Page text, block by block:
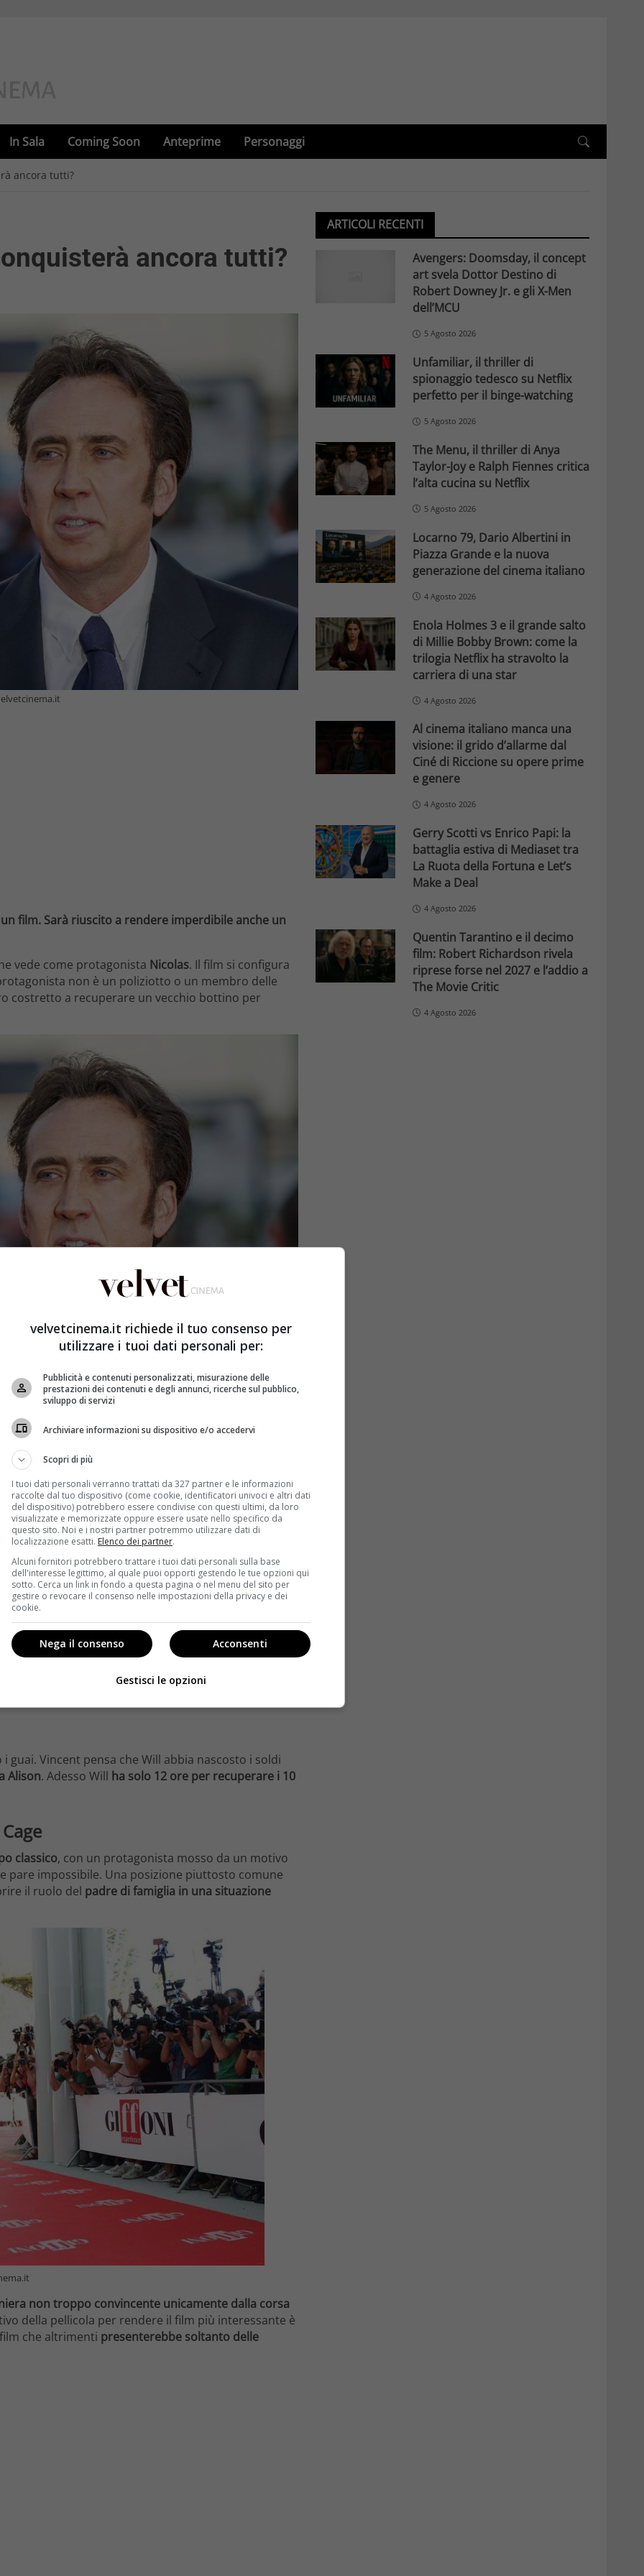
In Sala Coming Soon Anteprime Personaggi
ancora tutti?
ancora tutti?
film. Sarà riuscito a rendere imperdibile anche un
vede come protagonista Nicolas. Il film si configura
non è un poliziotto o un membro delle
costretto a recuperare un vecchio bottino per
(
un bottino di 10 milioni di dollari, ma durante la
Vincent si spara per errore a una gamba e per
indietro Will. Braccato dalla polizia, il ladro
ma viene bloccato e messo in prigione.
guai. Vincent pensa che Will abbia nascosto i soldi
Alison. Adesso Will ha solo 12 ore per recuperare i 10
classico, con un protagonista mosso da un motivo
pare impossibile. Una posizione piuttosto comune
il ruolo del padre di famiglia in una situazione
non troppo convincente unicamente dalla corsa
della pellicola per rendere il film più interessante è
che altrimenti presenterebbe soltanto delle
ARTICOLI RECENTI
Avengers: Doomsday, il concept
art svela Dottor Destino di
Robert Downey Jr. e gli X-Men
dell’MCU
5 Agosto 2026
Unfamiliar, il thriller di
spionaggio tedesco su Netflix
perfetto per il binge-watching
5 Agosto 2026
The Menu, il thriller di Anya
Taylor-Joy e Ralph Fiennes critica
l’alta cucina su Netflix
5 Agosto 2026
Locarno 79, Dario Albertini in
Piazza Grande e la nuova
generazione del cinema italiano
4 Agosto 2026
Enola Holmes 3 e il grande salto
di Millie Bobby Brown: come la
trilogia Netflix ha stravolto la
carriera di una star
4 Agosto 2026
Al cinema italiano manca una
visione: il grido d’allarme dal
Ciné di Riccione su opere prime
e genere
4 Agosto 2026
Gerry Scotti vs Enrico Papi: la
battaglia estiva di Mediaset tra
La Ruota della Fortuna e Let’s
Make a Deal
4 Agosto 2026
Quentin Tarantino e il decimo
film: Robert Richardson rivela
riprese forse nel 2027 e l’addio a
The Movie Critic
4 Agosto 2026
velvetcinema.it richiede il tuo consenso per
utilizzare i tuoi dati personali per:
Pubblicità e contenuti personalizzati, misurazione delle
prestazioni dei contenuti e degli annunci, ricerche sul pubblico,
sviluppo di servizi
Archiviare informazioni su dispositivo e/o accedervi
Scopri di più
I tuoi dati personali verranno trattati da 327 partner e le informazioni
raccolte dal tuo dispositivo (come cookie, identificatori univoci e altri dati
del dispositivo) potrebbero essere condivise con questi ultimi, da loro
visualizzate e memorizzate oppure essere usate nello specifico da
questo sito. Noi e i nostri partner potremmo utilizzare dati di
localizzazione esatti. Elenco dei partner.
Alcuni fornitori potrebbero trattare i tuoi dati personali sulla base
dell'interesse legittimo, al quale puoi opporti gestendo le tue opzioni qui
sotto. Cerca un link in fondo a questa pagina o nel menu del sito per
gestire o revocare il consenso nelle impostazioni della privacy e dei
cookie.
Acconsenti
Nega il consenso
Gestisci le opzioni